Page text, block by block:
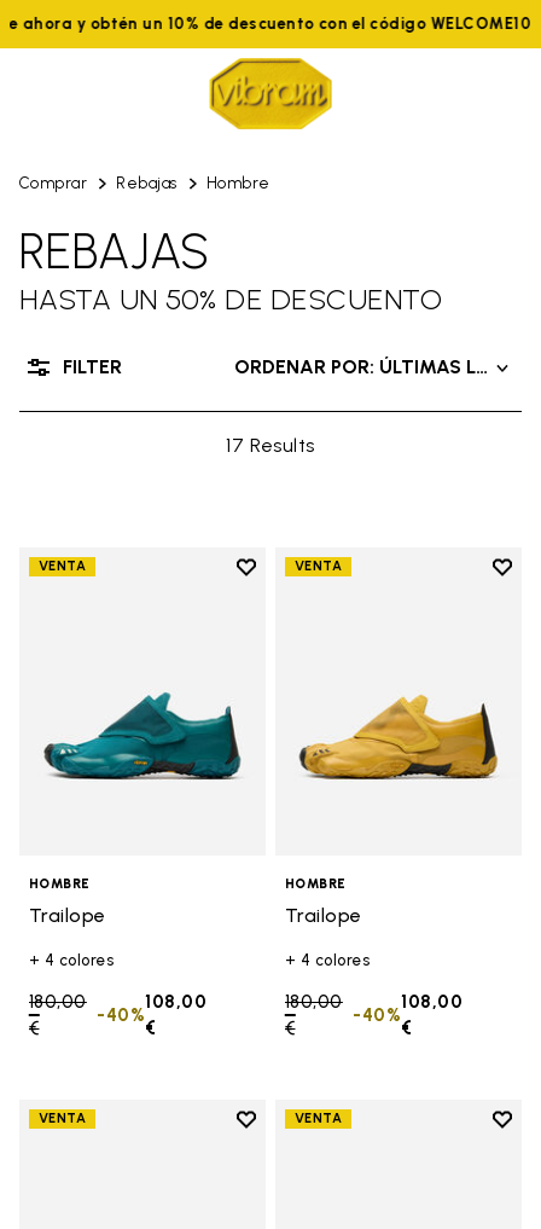
ahora y obtén un 10% de descuento con el código WELCOME10
Comprar Rebajas Hombre
REBAJAS
HASTA UN 50% DE DESCUENTO
17 Results
ORDENAR POR: ÚLTIMAS
FILTER
VENTA
Add to wishlist
HOMBRE
Trailope
+ 4 colores
Price reduced from
180,00
€to
108,00
€
-40%
VENTA
Add
HOMBRE
Trailope
+ 4 colores
Price reduced from
180,00
€to
108,00
€
-40%
VENTA
Add to wishlist
VENTA
Add